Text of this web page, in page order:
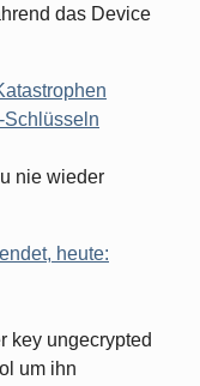
das Device
Schlüsseln
nie wieder
heute:
key ungecrypted
um ihn